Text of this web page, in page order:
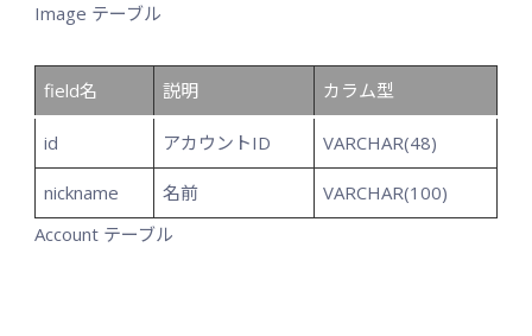
Image テーブル
field名 説明 カラム型
id アカウントID VARCHAR(48)
nickname 名前
VARCHAR(100)
Account テーブル